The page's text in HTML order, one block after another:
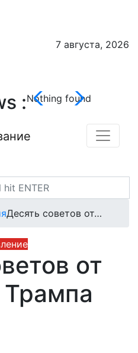
7 августа, 2026
:Nothing found
Десять советов от…
от